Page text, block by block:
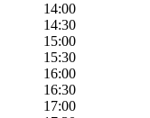
14:00
14:30
15:00
15:30
16:00
16:30
17:00